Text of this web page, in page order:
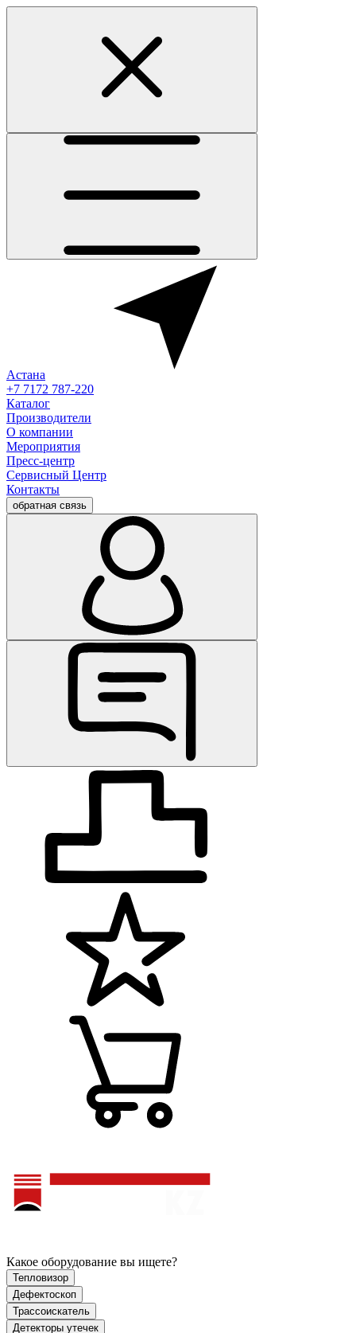
Астана
+7 7172 787-220
Каталог
Производители
О компании
Мероприятия
Пресс-центр
Сервисный Центр
Контакты
обратная связь
Какое оборудование вы ищете?
Тепловизор
Дефектоскоп
Трассоискатель
Детекторы утечек